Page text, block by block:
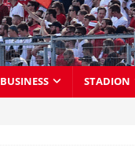
BUSINESS STADION